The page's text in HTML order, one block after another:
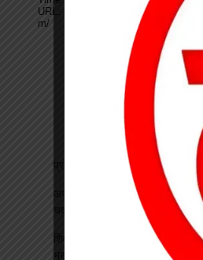
प्रधान पाठक पर हमला, स्कूल का
अधीक्षिका को हटाने की मांग पर
चक्काजाम से घंटों थमा यातायात
शिक्षक बने कलेक्टर: कक्षा में पढ़ाया